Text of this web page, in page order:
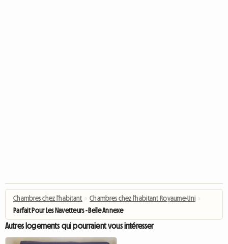
Chambres chez l'habitant › Chambres chez l'habitant Royaume-Uni ›
Parfait Pour Les Navetteurs - Belle Annexe
Autres logements qui pourraient vous intéresser